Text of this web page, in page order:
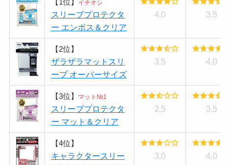
【1位】 イチオシ
スリーブプロテクタ
ー エンボス＆クリア
4.0 3.5
【2位】
ザラザラマットスリ
ーブ オーバーサイズ
3.5 4.0
【3位】 マット№1
スリーブプロテクタ
ー マット＆クリア
2.5 3.5
【4位】
キャラクタースリー
3.0 4.0